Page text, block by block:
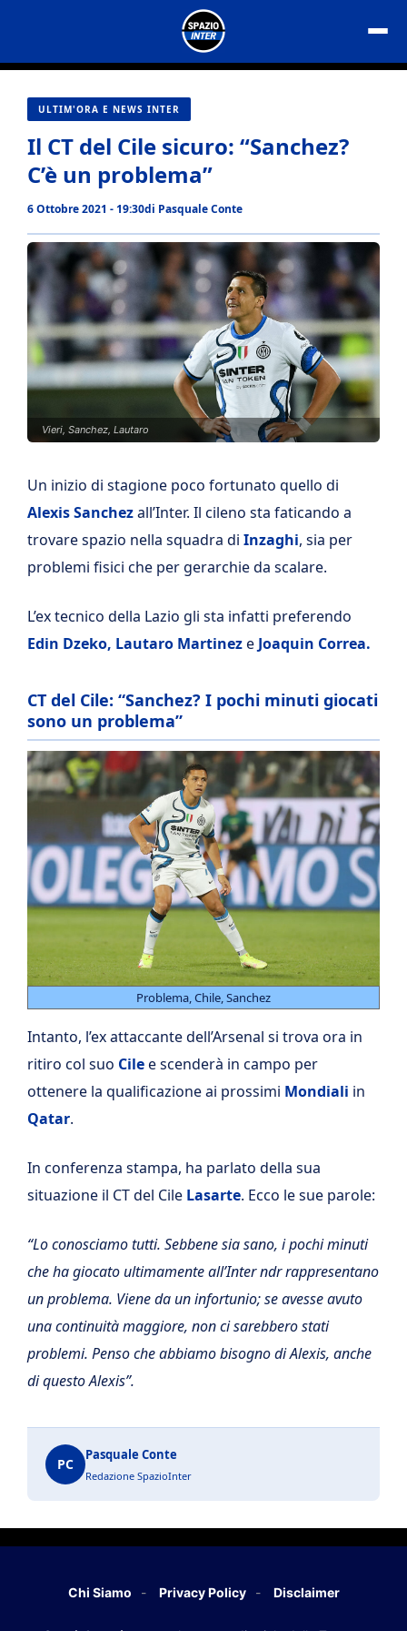
contenuto
ULTIM'ORA E NEWS INTER
Il CT del Cile sicuro: “Sanchez?
C’è un problema”
6 Ottobre 2021 - 19:30di Pasquale Conte
Vieri, Sanchez, Lautaro
Un inizio di stagione poco fortunato quello di
Alexis Sanchezall’Inter. Il cileno sta faticando a
trovare spazio nella squadra di Inzaghi, sia per
problemi fisici che per gerarchie da scalare.
L’ex tecnico della Lazio gli sta infatti preferendo
Edin Dzeko, Lautaro Martineze Joaquin Correa.
CT del Cile: “Sanchez? I pochi minuti giocati
sono un problema”
Problema, Chile, Sanchez
Intanto, l’ex attaccante dell’Arsenal si trova ora in
ritiro col suo Cilee scenderà in campo per
ottenere la qualificazione ai prossimi Mondiali in
Qatar.
In conferenza stampa, ha parlato della sua
situazione il CT del Cile Lasarte. Ecco le sue parole:
“Lo conosciamo tutti. Sebbene sia sano, i pochi minuti
che ha giocato ultimamente all’Inter ndr rappresentano
un problema. Viene da un infortunio; se avesse avuto
una continuità maggiore, non ci sarebbero stati
problemi. Penso che abbiamo bisogno di Alexis, anche
di questo Alexis”.
PC
Pasquale Conte
Redazione SpazioInter
Chi Siamo Privacy Policy Disclaimer